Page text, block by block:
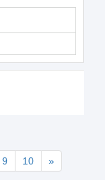
9 10 »